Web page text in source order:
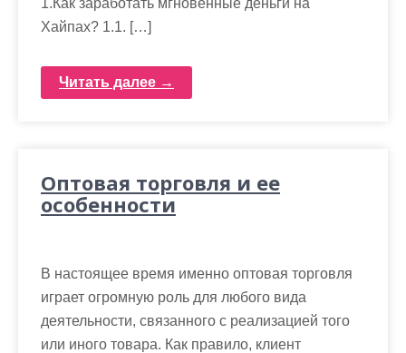
1.Как заработать мгновенные деньги на
Хайпах? 1.1. […]
Читать далее →
Оптовая торговля и ее
особенности
В настоящее время именно оптовая торговля
играет огромную роль для любого вида
деятельности, связанного с реализацией того
или иного товара. Как правило, клиент